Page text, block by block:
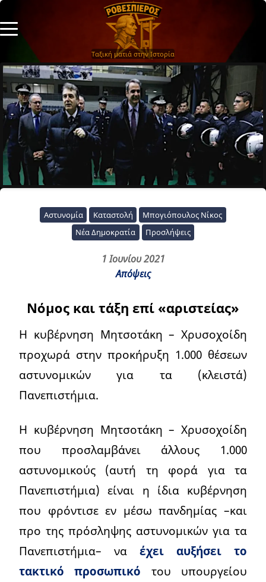
Ταξική ματιά στην Ιστορία
Αστυνομία Καταστολή
Μπογιόπουλος Νίκος
Νέα Δημοκρατία
Προσλήψεις
1 Ιουνίου 2021
Απόψεις
Νόμος και τάξη επί «αριστείας»
Η κυβέρνηση Μητσοτάκη – Χρυσοχοίδη
προχωρά στην προκήρυξη 1.000 θέσεων
αστυνομικών για τα (κλειστά)
Πανεπιστήμια.
Η κυβέρνηση Μητσοτάκη – Χρυσοχοίδη
που προσλαμβάνει άλλους 1.000
αστυνομικούς (αυτή τη φορά για τα
Πανεπιστήμια) είναι η ίδια κυβέρνηση
που φρόντισε εν μέσω πανδημίας –και
προ της πρόσληψης αστυνομικών για τα
Πανεπιστήμια– να έχει αυξήσει το
τακτικό προσωπικό του υπουργείου